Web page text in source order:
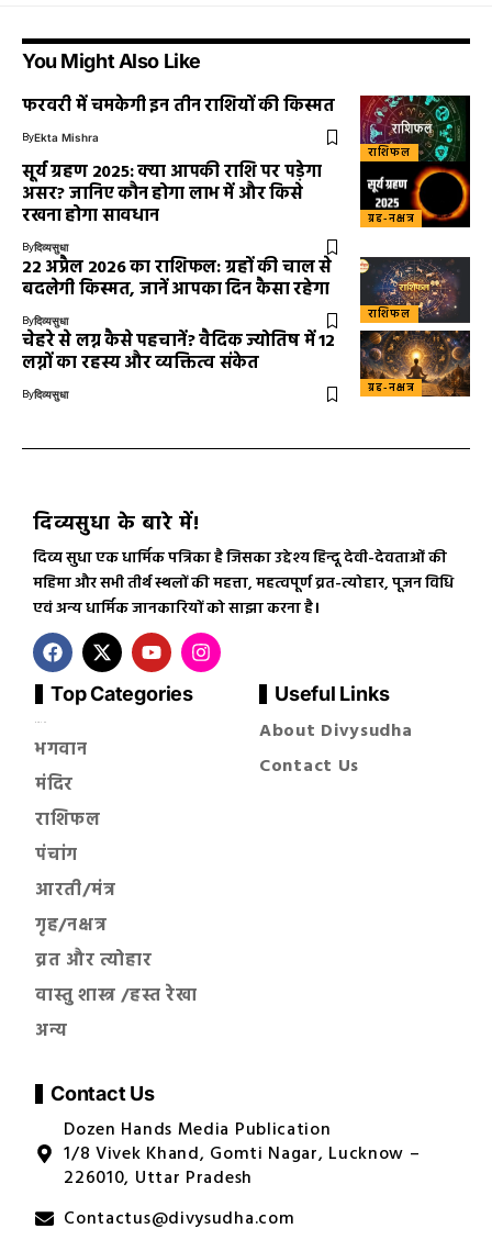
You Might Also Like
राशिफल
फरवरी में चमकेगी इन तीन राशियों की किस्मत
ByEkta Mishra
ग्रह-नक्षत्र
सूर्य ग्रहण 2025: क्या आपकी राशि पर पड़ेगा
असर? जानिए कौन होगा लाभ में और किसे
रखना होगा सावधान
Byदिव्यसुधा
राशिफल
22 अप्रैल 2026 का राशिफल: ग्रहों की चाल से
बदलेगी किस्मत, जानें आपका दिन कैसा रहेगा
Byदिव्यसुधा
ग्रह-नक्षत्र
चेहरे से लग्न कैसे पहचानें? वैदिक ज्योतिष में 12
लग्नों का रहस्य और व्यक्तित्व संकेत
Byदिव्यसुधा
दिव्यसुधा के बारे में!
दिव्य सुधा एक धार्मिक पत्रिका है जिसका उद्देश्य हिन्दू देवी-देवताओं की
महिमा और सभी तीर्थ स्थलों की महत्ता, महत्वपूर्ण व्रत-त्योहार, पूजन विधि
एवं अन्य धार्मिक जानकारियों को साझा करना है।
Top Categories
सनातन धर्म
भगवान
मंदिर
राशिफल
पंचांग
आरती/मंत्र
गृह/नक्षत्र
व्रत और त्योहार
वास्तु शास्त्र /हस्त रेखा
अन्य
Useful Links
About Divysudha
Contact Us
Contact Us
Dozen Hands Media Publication
1/8 Vivek Khand, Gomti Nagar, Lucknow –
226010, Uttar Pradesh
Contactus@divysudha.com